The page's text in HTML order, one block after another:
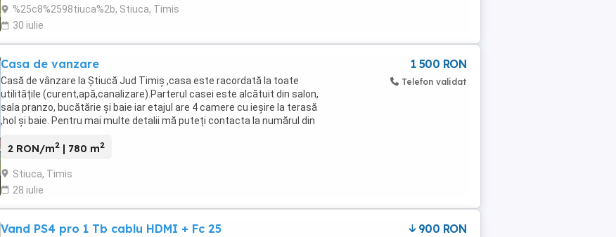
%25c8%2598tiuca%2b, Stiuca, Timis
30 iulie
Casa de vanzare
Casă de vânzare la Știucă Jud Timiș ,casa este racordată la toate
utilitățile (curent,apă,canalizare).Parterul casei este alcătuit din salon,
sala pranzo, bucătărie și baie iar etajul are 4 camere cu ieșire la terasă
,hol și baie. Pentru mai multe detalii mă puteți contacta la numărul din
2 RON/m2 | 780 m2
Stiuca, Timis
28 iulie
1 500 RON
Telefon validat
Vand PS4 pro 1 Tb cablu HDMI + Fc 25
900 RON